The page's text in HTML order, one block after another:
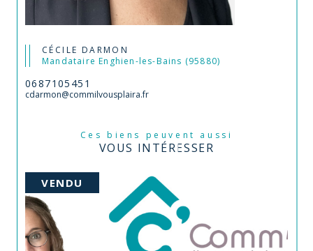
CÉCILE DARMON
Mandataire Enghien-les-Bains (95880)
0687105451
cdarmon@commilvousplaira.fr
Ces biens peuvent aussi
VOUS INTÉRESSER
VENDU